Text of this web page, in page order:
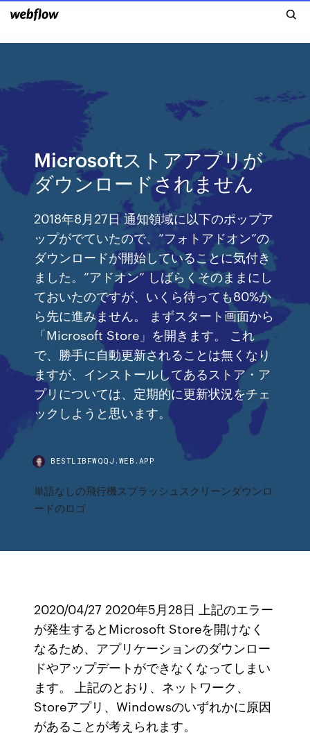
Microsoftストアアプリが
ダウンロードされません
2018年8月27日 通知領域に以下のポップア
ップがでていたので、”フォトアドオン”の
ダウンロードが開始していることに気付き
ました。”アドオン” しばらくそのままにし
ておいたのですが、いくら待っても80%か
ら先に進みません。 まずスタート画面から
「Microsoft Store」を開きます。 これ
で、勝手に自動更新されることは無くなり
ますが、インストールしてあるストア・ア
プリについては、定期的に更新状況をチェ
ックしようと思います。
BESTLIBFWQQJ.WEB.APP
単語なしの飛行機スプラッシュスクリーンダウンロ
ードのロゴ
2020/04/27 2020年5月28日 上記のエラー
が発生するとMicrosoft Storeを開けなく
なるため、アプリケーションのダウンロー
ドやアップデートができなくなってしまい
ます。 上記のとおり、ネットワーク、
Storeアプリ、Windowsのいずれかに原因
があることが考えられます。